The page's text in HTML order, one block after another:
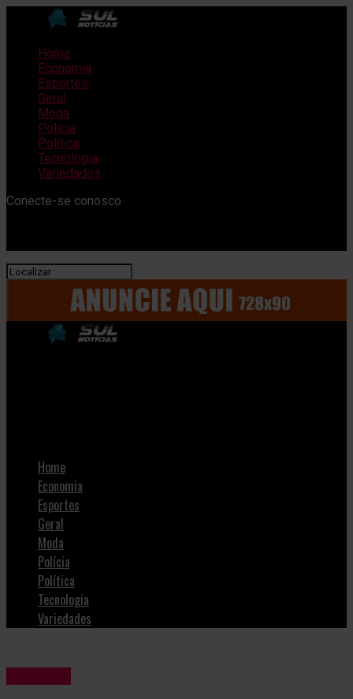
Home
Economia
Esportes
Geral
Moda
Polícia
Política
Tecnologia
Variedades
Conecte-se conosco
Home
Economia
Esportes
Geral
Moda
Polícia
Política
Tecnologia
Variedades